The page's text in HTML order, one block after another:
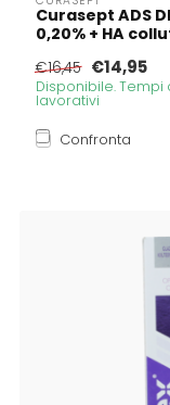
Curasept ADS
0,20% + HA
€16,45 €14,95
Disponibile. Tempi
lavorativi
Confronta